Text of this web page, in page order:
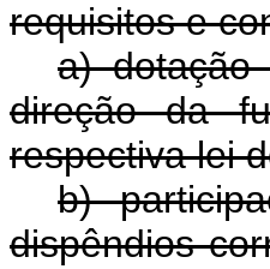
requisitos e
a) dotação
direção da
respectiva lei
b)
dispêndios